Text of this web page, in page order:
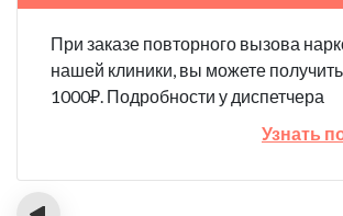
При заказе повторного вызова
нашей клиники, вы можете получить
1000₽. Подробности у диспетчера
Узнать